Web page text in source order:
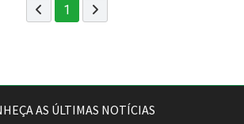
1
AS ÚLTIMAS NOTÍCIAS